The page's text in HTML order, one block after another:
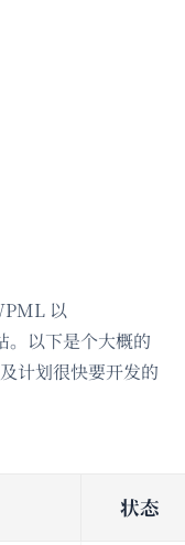
以
以下是个大概的
计划很快要开发的
状态